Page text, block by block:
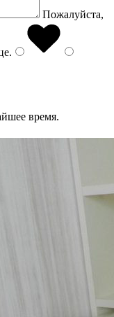
Пожалуйста,
.
время.